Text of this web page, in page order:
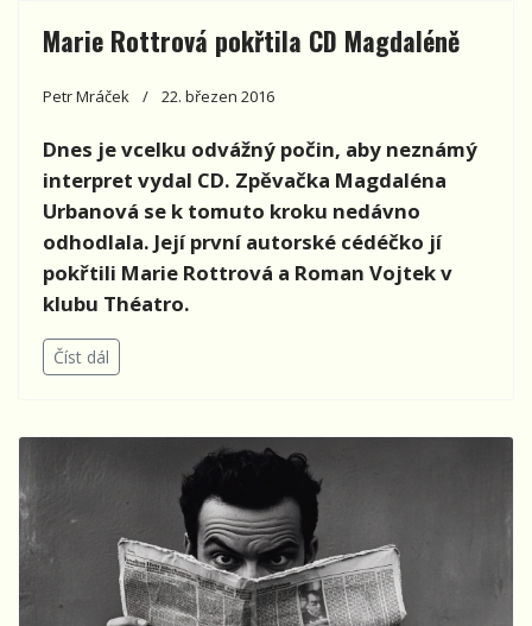
Marie Rottrová pokřtila CD Magdaléně
Petr Mráček 22. březen 2016
Dnes je vcelku odvážný počin, aby neznámý
interpret vydal CD. Zpěvačka Magdaléna
Urbanová se k tomuto kroku nedávno
odhodlala. Její první autorské cédéčko jí
pokřtili Marie Rottrová a Roman Vojtek v
klubu Théatro.
Číst dál